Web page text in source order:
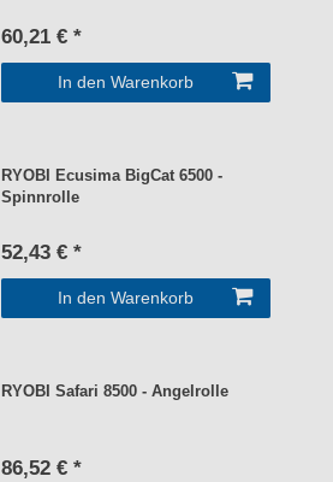
60,21 € *
In den Warenkorb
RYOBI Ecusima BigCat 6500 -
Spinnrolle
52,43 € *
In den Warenkorb
RYOBI Safari 8500 - Angelrolle
86,52 € *